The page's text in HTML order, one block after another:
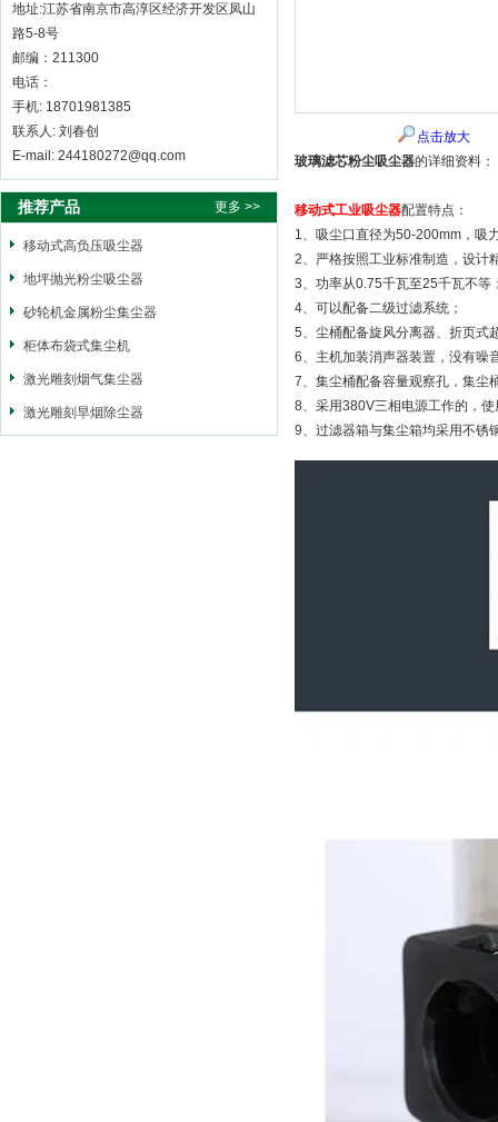
地址:江苏省南京市高淳区经济开发区凤山
路5-8号
邮编：211300
电话：
手机: 18701981385
联系人: 刘春创
E-mail: 244180272@qq.com
推荐产品 更多 >>
移动式高负压吸尘器
地坪抛光粉尘吸尘器
砂轮机金属粉尘集尘器
柜体布袋式集尘机
激光雕刻烟气集尘器
激光雕刻旱烟除尘器
点击放大
玻璃滤芯粉尘吸尘器的详细资料：
移动式工业吸尘器配置特点：
1、吸尘口直径为50-200mm，吸
2、严格按照工业标准制造，设计
3、功率从0.75千瓦至25千瓦不等
4、可以配备二级过滤系统；
5、尘桶配备旋风分离器、折页式
6、主机加装消声器装置，没有噪
7、集尘桶配备容量观察孔，集尘
8、采用380V三相电源工作的，
9、过滤器箱与集尘箱均采用不锈